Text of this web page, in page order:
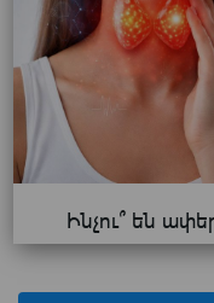
Ինչու՞ են